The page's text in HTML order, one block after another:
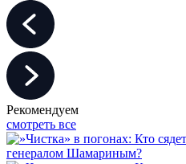
Рекомендуем
смотреть все